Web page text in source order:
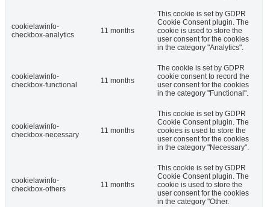
cookielawinfo-
checkbox-analytics
11 months
This cookie is set by GDPR
Cookie Consent plugin. The
cookie is used to store the
user consent for the cookies
in the category "Analytics".
cookielawinfo-
checkbox-functional
11 months
The cookie is set by GDPR
cookie consent to record the
user consent for the cookies
in the category "Functional".
cookielawinfo-
checkbox-necessary
11 months
This cookie is set by GDPR
Cookie Consent plugin. The
cookies is used to store the
user consent for the cookies
in the category "Necessary".
cookielawinfo-
checkbox-others
11 months
This cookie is set by GDPR
Cookie Consent plugin. The
cookie is used to store the
user consent for the cookies
in the category "Other.